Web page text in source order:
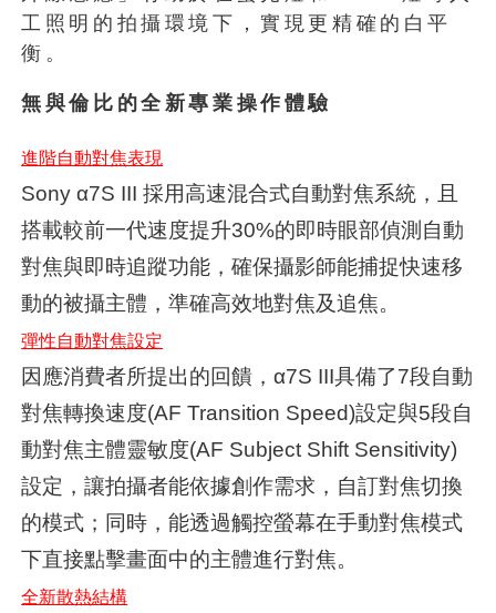
工照明的拍攝環境下，實現更精確的白平
衡。
無與倫比的全新專業操作體驗
進階自動對焦表現
Sony α7S III 採用高速混合式自動對焦系統，且
搭載較前一代速度提升30%的即時眼部偵測自動
對焦與即時追蹤功能，確保攝影師能捕捉快速移
動的被攝主體，準確高效地對焦及追焦。
彈性自動對焦設定
因應消費者所提出的回饋，α7S III具備了7段自動
對焦轉換速度(AF Transition Speed)設定與5段自
動對焦主體靈敏度(AF Subject Shift Sensitivity)
設定，讓拍攝者能依據創作需求，自訂對焦切換
的模式；同時，能透過觸控螢幕在手動對焦模式
下直接點擊畫面中的主體進行對焦。
全新散熱結構